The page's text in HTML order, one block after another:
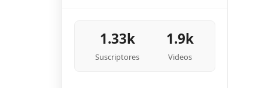
1.33k
Suscriptores
1.9k
Videos